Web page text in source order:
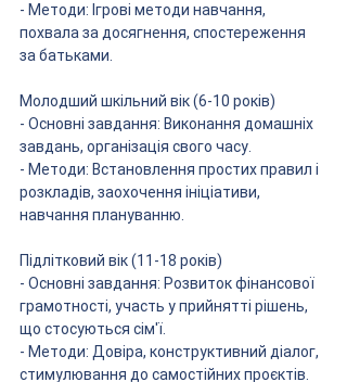
- Методи: Ігрові методи навчання,
похвала за досягнення, спостереження
за батьками.
Молодший шкільний вік (6-10 років)
- Основні завдання: Виконання домашніх
завдань, організація свого часу.
- Методи: Встановлення простих правил і
розкладів, заохочення ініціативи,
навчання плануванню.
Підлітковий вік (11-18 років)
- Основні завдання: Розвиток фінансової
грамотності, участь у прийнятті рішень,
що стосуються сім'ї.
- Методи: Довіра, конструктивний діалог,
стимулювання до самостійних проєктів.